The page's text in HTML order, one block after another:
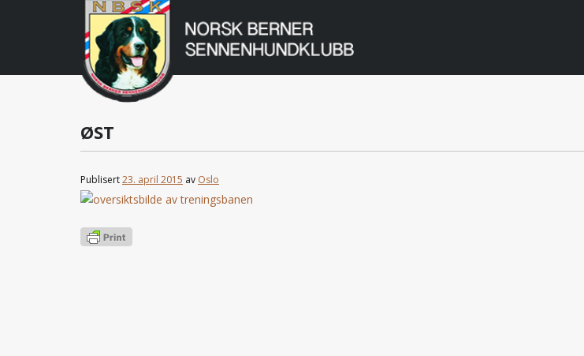
Norsk
Berner
Sennenhundklubb
ØST
Publisert23. april 2015 av Oslo